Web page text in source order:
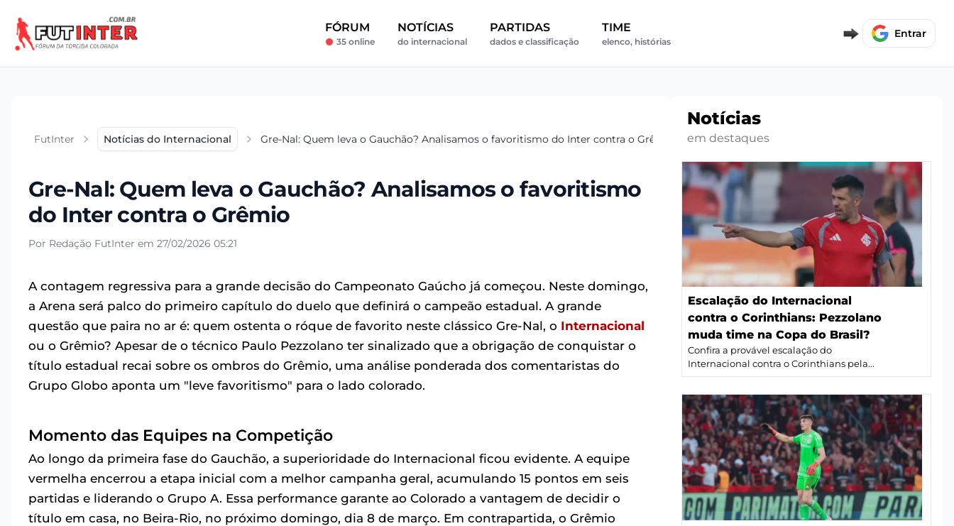
FÓRUM
35 online
NOTÍCIAS
do internacional
PARTIDAS
dados e classificação
TIME
elenco, histórias
Entrar
FutInter Notícias do Internacional Gre-Nal: Quem leva o Gauchão? Analisamos o favoritismo do Inter contra o Grêmio
Gre-Nal: Quem leva o Gauchão? Analisamos o favoritismo
do Inter contra o Grêmio
Por Redação FutInter em 27/02/2026 05:21
A contagem regressiva para a grande decisão do Campeonato Gaúcho já começou. Neste domingo,
a Arena será palco do primeiro capítulo do duelo que definirá o campeão estadual. A grande
questão que paira no ar é: quem ostenta o róque de favorito neste clássico Gre-Nal, o Internacional
ou o Grêmio? Apesar de o técnico Paulo Pezzolano ter sinalizado que a obrigação de conquistar o
título estadual recai sobre os ombros do Grêmio, uma análise ponderada dos comentaristas do
Grupo Globo aponta um "leve favoritismo" para o lado colorado.
Momento das Equipes na Competição
Ao longo da primeira fase do Gauchão, a superioridade do Internacional ficou evidente. A equipe
vermelha encerrou a etapa inicial com a melhor campanha geral, acumulando 15 pontos em seis
partidas e liderando o Grupo A. Essa performance garante ao Colorado a vantagem de decidir o
título em casa, no Beira-Rio, no próximo domingo, dia 8 de março. Em contrapartida, o Grêmio
Notícias
em destaques
Escalação do Internacional
contra o Corinthians: Pezzolano
muda time na Copa do Brasil?
Confira a provável escalação do
Internacional contra o Corinthians pela...